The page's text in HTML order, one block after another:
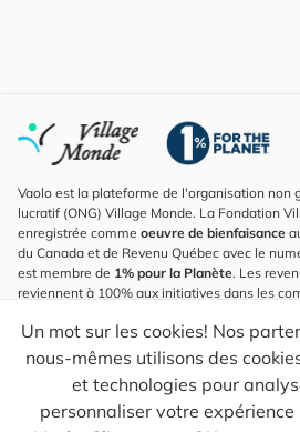
Un mot sur les cookies! Nos
nous-mêmes utilisons des
et technologies pour
personnaliser votre expérience
Vaolo est la plateforme de l'organisation non
lucratif (ONG) Village Monde. La Fondation
enregistrée comme oeuvre de bienfaisance
du Canada et de Revenu Québec avec le
est membre de 1% pour la Planète. Les
reviennent à 100% aux initiatives dans les
S'inscrire à l'infolettre
Pour connaître les nouveautés, suivre nos
astuces pour des voyages plus conscients.
Ton courriel